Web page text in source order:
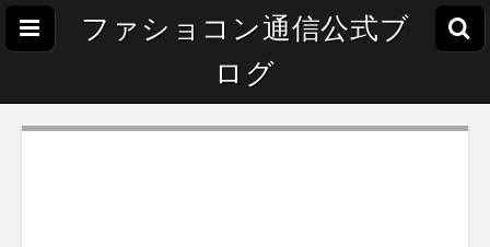
ファショコン通信公式ブ
ログ